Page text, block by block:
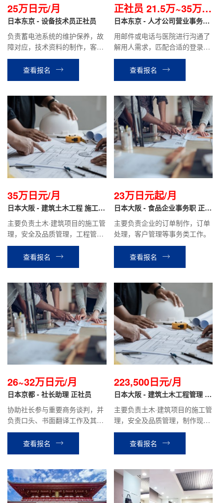
25万日元/月
日本东京 - 设备技术员正社员
负责蓄电池系统的维护保养，故
障对应，技术资料的制作，客户
对应等工作。
查看报名
正社员 21.5万~35万日
元起/月
日本东京 - 人才公司营业事务岗
用邮件或电话与医院进行沟通了
解用人需求，匹配合适的登录人
才，并进行介绍，协助人才面试
等公司安排的工作。
查看报名
35万日元/月
日本大阪 - 建筑土木工程 施工管
主要负责土木·建筑项目的施工管
理，安全及品质管理，工程管
理，图纸及相关资料的制作。
查看报名
23万日元起/月
日本大阪 - 食品企业事务职 正社
主要负责企业的订单制作，订单
处理，客户管理等事务类工作。
查看报名
26~32万日元/月
日本京都 - 社长助理 正社员
协助社长参与重要商务谈判，并
负责口头、书面翻译工作及其他
资料的撰写；协助处理银行，行
政，财务相关业务；协助日本商
业信息的收集及业务拓展，做好
查看报名
223,500日元/月
日本大阪 - 建筑土木工程管理 正
社员
主要负责土木·建筑项目的施工管
理，安全及品质管理，制作现场
的施工计划书、报价单、检查报
告等，材料分配管理等业务。
查看报名